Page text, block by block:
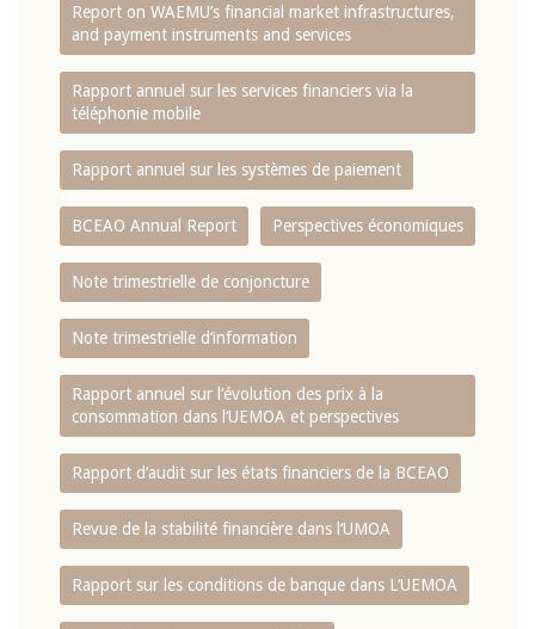
Report on WAEMU’s financial market infrastructures,
and payment instruments and services
Rapport annuel sur les services financiers via la
téléphonie mobile
Rapport annuel sur les systèmes de paiement
BCEAO Annual Report Perspectives économiques
Note trimestrielle de conjoncture
Note trimestrielle d‘information
Rapport annuel sur l‘évolution des prix à la
consommation dans l‘UEMOA et perspectives
Rapport d‘audit sur les états financiers de la BCEAO
Revue de la stabilité financière dans l‘UMOA
Rapport sur les conditions de banque dans L‘UEMOA